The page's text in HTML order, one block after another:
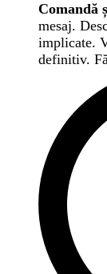
Comandă
mesaj.
implicate.
definitiv.